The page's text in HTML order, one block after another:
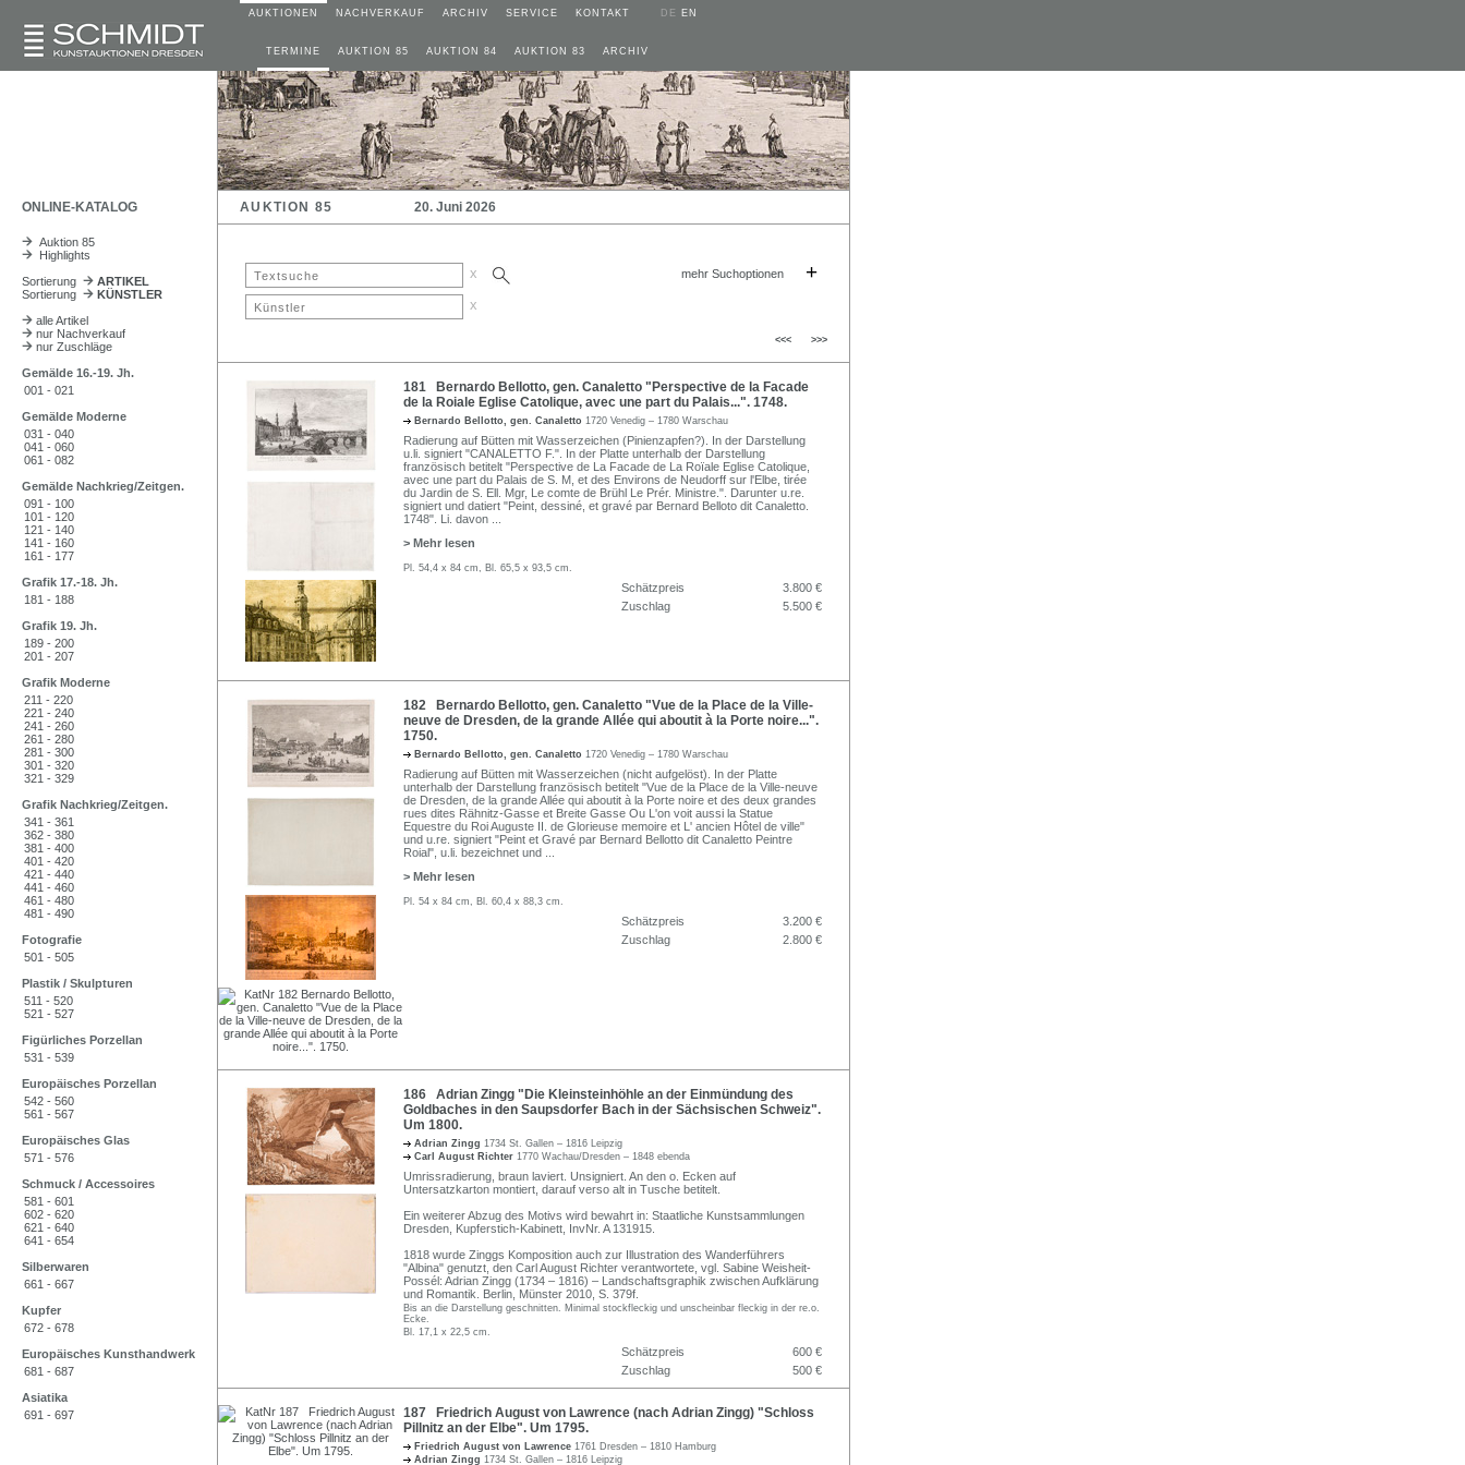
AUKTIONEN NACHVERKAUF ARCHIV SERVICE KONTAKT DE EN
TERMINE AUKTION 85 AUKTION 84 AUKTION 83 ARCHIV
ONLINE-KATALOG AUKTION 85 20. Juni 2026
Auktion 85
Highlights
Sortierung
ARTIKEL
Sortierung
KÜNSTLER
alle Artikel
nur Nachverkauf
nur Zuschläge
Gemälde 16.-19. Jh.
001 - 021
Gemälde Moderne
031 - 040
041 - 060
061 - 082
Gemälde Nachkrieg/Zeitgen.
091 - 100
101 - 120
121 - 140
141 - 160
161 - 177
Grafik 17.-18. Jh.
181 - 188
Grafik 19. Jh.
189 - 200
201 - 207
Grafik Moderne
211 - 220
221 - 240
241 - 260
261 - 280
281 - 300
301 - 320
321 - 329
Grafik Nachkrieg/Zeitgen.
341 - 361
362 - 380
381 - 400
401 - 420
421 - 440
441 - 460
461 - 480
481 - 490
Fotografie
501 - 505
Plastik / Skulpturen
511 - 520
521 - 527
Figürliches Porzellan
531 - 539
Europäisches Porzellan
542 - 560
561 - 567
Europäisches Glas
571 - 576
Schmuck / Accessoires
581 - 601
602 - 620
621 - 640
641 - 654
Silberwaren
661 - 667
Kupfer
672 - 678
Europäisches Kunsthandwerk
681 - 687
Asiatika
691 - 697
x mehr Suchoptionen +
x
<<< >>>
181 Bernardo Bellotto, gen. Canaletto "Perspective de la Facade
de la Roiale Eglise Catolique, avec une part du Palais...". 1748.
Bernardo Bellotto, gen. Canaletto 1720 Venedig – 1780 Warschau
Radierung auf Bütten mit Wasserzeichen (Pinienzapfen?). In der Darstellung
u.li. signiert "CANALETTO F.". In der Platte unterhalb der Darstellung
französisch betitelt "Perspective de La Facade de La Roïale Eglise Catolique,
avec une part du Palais de S. M, et des Environs de Neudorff sur l'Elbe, tirée
du Jardin de S. Ell. Mgr, Le comte de Brühl Le Prér. Ministre.". Darunter u.re.
signiert und datiert "Peint, dessiné, et gravé par Bernard Belloto dit Canaletto.
1748". Li. davon
> Mehr lesen
Pl. 54,4 x 84 cm, Bl. 65,5 x 93,5 cm.
Schätzpreis
3.800 €
Zuschlag
5.500 €
182 Bernardo Bellotto, gen. Canaletto "Vue de la Place de la Ville-
neuve de Dresden, de la grande Allée qui aboutit à la Porte noire...".
1750.
Bernardo Bellotto, gen. Canaletto 1720 Venedig – 1780 Warschau
Radierung auf Bütten mit Wasserzeichen (nicht aufgelöst). In der Platte
unterhalb der Darstellung französisch betitelt "Vue de la Place de la Ville-neuve
de Dresden, de la grande Allée qui aboutit à la Porte noire et des deux grandes
rues dites Rähnitz-Gasse et Breite Gasse Ou L'on voit aussi la Statue
Equestre du Roi Auguste II. de Glorieuse memoire et L' ancien Hôtel de ville"
und u.re. signiert "Peint et Gravé par Bernard Bellotto dit Canaletto Peintre
Roial", u.li. bezeichnet und
> Mehr lesen
Pl. 54 x 84 cm, Bl. 60,4 x 88,3 cm.
Schätzpreis
3.200 €
Zuschlag
2.800 €
186 Adrian Zingg "Die Kleinsteinhöhle an der Einmündung des
Goldbaches in den Saupsdorfer Bach in der Sächsischen Schweiz".
Um 1800.
Adrian Zingg 1734 St. Gallen – 1816 Leipzig
Carl August Richter 1770 Wachau/Dresden – 1848 ebenda
Umrissradierung, braun laviert. Unsigniert. An den o. Ecken auf
Untersatzkarton montiert, darauf verso alt in Tusche betitelt.
Ein weiterer Abzug des Motivs wird bewahrt in: Staatliche Kunstsammlungen
Dresden, Kupferstich-Kabinett, InvNr. A 131915.
1818 wurde Zinggs Komposition auch zur Illustration des Wanderführers
"Albina" genutzt, den Carl August Richter verantwortete, vgl. Sabine Weisheit-
Possél: Adrian Zingg (1734 – 1816) – Landschaftsgraphik zwischen Aufklärung
und Romantik. Berlin, Münster 2010, S. 379f.
Bis an die Darstellung geschnitten. Minimal stockfleckig und unscheinbar fleckig in der re.o.
Ecke.
Bl. 17,1 x 22,5 cm.
Schätzpreis
600 €
Zuschlag
500 €
187 Friedrich August von Lawrence (nach Adrian Zingg) "Schloss
Pillnitz an der Elbe". Um 1795.
Friedrich August von Lawrence 1761 Dresden – 1810 Hamburg
Adrian Zingg 1734 St. Gallen – 1816 Leipzig